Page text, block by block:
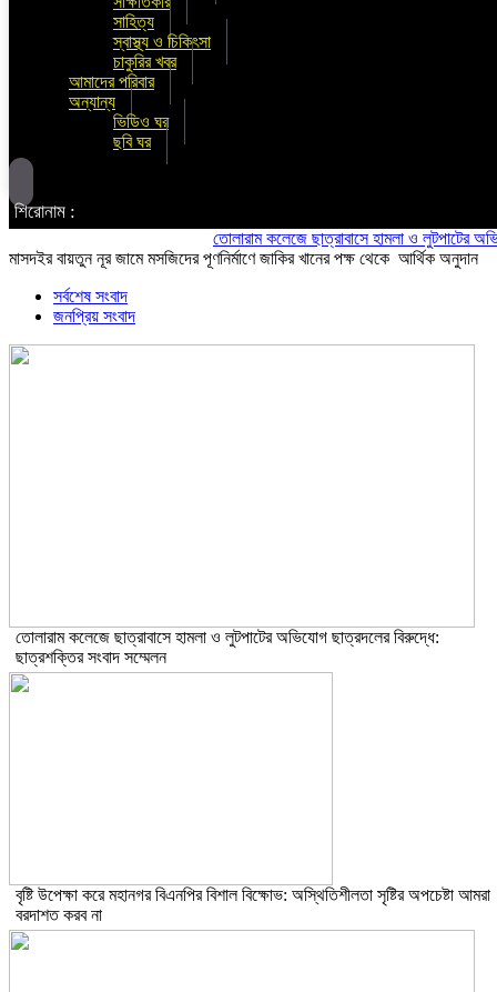
সাহিত্য
স্বাস্থ্য ও চিকিৎসা
চাকুরির খবর
আমাদের পরিবার
অন্যান্য
ভিডিও ঘর
ছবি ঘর
শিরোনাম :
তোলারাম কলেজে ছাত্রাবাসে হামলা ও লুটপাটের অভিযোগ
মাসদইর বায়তুন নূর জামে মসজিদের পূণনির্মাণে জাকির খানের পক্ষ থেকে আর্থিক অনুদান
সর্বশেষ সংবাদ
জনপ্রিয় সংবাদ
তোলারাম কলেজে ছাত্রাবাসে হামলা ও লুটপাটের অভিযোগ ছাত্রদলের বিরুদ্ধে:
ছাত্রশক্তির সংবাদ সম্মেলন
বৃষ্টি উপেক্ষা করে মহানগর বিএনপির বিশাল বিক্ষোভ: অস্থিতিশীলতা সৃষ্টির অপচেষ্টা আমরা
বরদাশত করব না